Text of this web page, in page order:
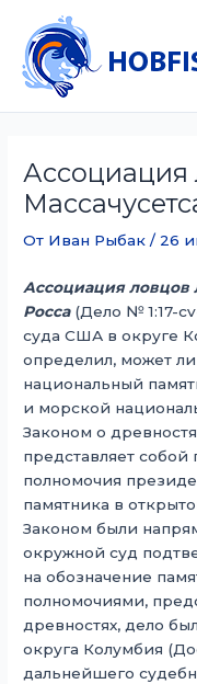
содержимому
Ассоциация
От Иван Рыбак/ 26
Ассоциация ловцов
Росса(Дело № 1:17-
суда США в округе
определил, может
национальный
и морской
Законом о
представляет собой
полномочия
памятника в
Законом были
окружной суд
на обозначение
полномочиями,
древностях, дело
округа Колумбия
дальнейшего